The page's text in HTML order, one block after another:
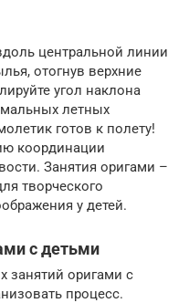
центральной линии
отогнув верхние
угол наклона
летных
готов к полету!
координации
Занятия оригами –
творческого
у детей.
с детьми
занятий оригами с
процесс.